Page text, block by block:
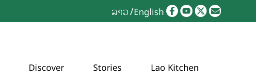
ລາວ English
Discover Stories
Lao Kitchen